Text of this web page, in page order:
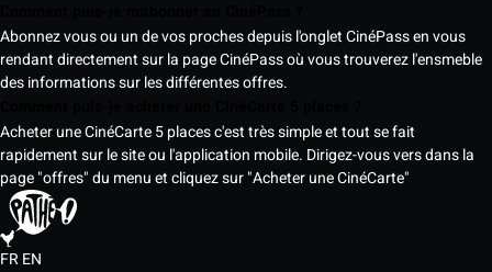
Abonnez vous ou un de vos proches depuis l'onglet CinéPass en vous
rendant directement sur la page CinéPass où vous trouverez l'ensmeble
des informations sur les différentes offres.
Acheter une CinéCarte 5 places c'est très simple et tout se fait
rapidement sur le site ou l'application mobile. Dirigez-vous vers dans la
page "offres" du menu et cliquez sur "Acheter une CinéCarte"
FREN